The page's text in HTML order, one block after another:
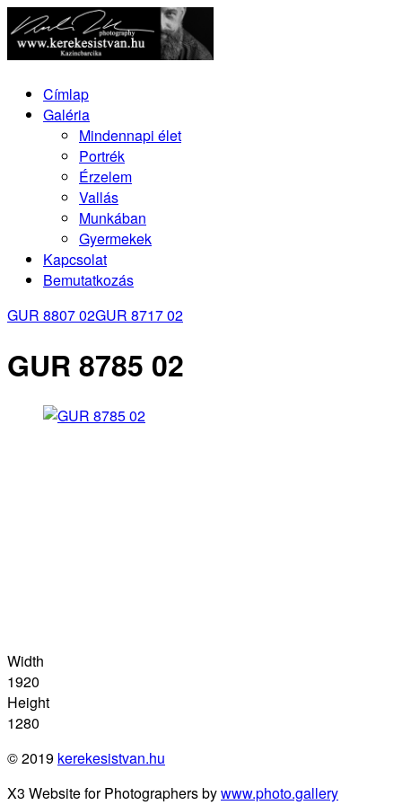
Címlap
Galéria
Mindennapi élet
Portrék
Érzelem
Vallás
Munkában
Gyermekek
Kapcsolat
Bemutatkozás
GUR 8807 02GUR 8717 02
GUR 8785 02
Width
1920
Height
1280
© 2019 kerekesistvan.hu
X3 Website for Photographers bywww.photo.gallery